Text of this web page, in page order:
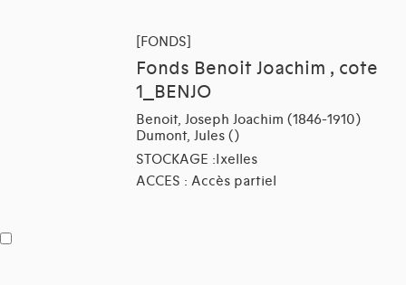
[FONDS]
Fonds Benoit Joachim , cote
1_BENJO
Benoit, Joseph Joachim (1846-1910)
Dumont, Jules ()
STOCKAGE :Ixelles
ACCES : Accès partiel